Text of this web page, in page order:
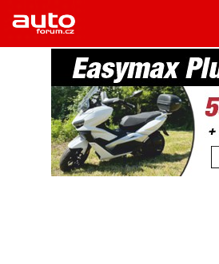
Home
Rubriky
- Jízdní dojmy a další testy
- Bleskovky